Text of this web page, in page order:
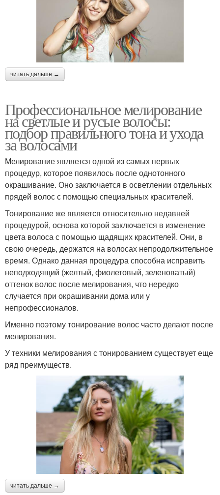
читать дальше →
Профессиональное мелирование
на светлые и русые волосы:
подбор правильного тона и ухода
за волосами
Мелирование является одной из самых первых
процедур, которое появилось после однотонного
окрашивание. Оно заключается в осветлении отдельных
прядей волос с помощью специальных красителей.
Тонирование же является относительно недавней
процедурой, основа которой заключается в изменение
цвета волоса с помощью щадящих красителей. Они, в
свою очередь, держатся на волосах непродолжительное
время. Однако данная процедура способна исправить
неподходящий (желтый, фиолетовый, зеленоватый)
оттенок волос после мелирования, что нередко
случается при окрашивании дома или у
непрофессионалов.
Именно поэтому тонирование волос часто делают после
мелирования.
У техники мелирования с тонированием существует еще
ряд преимуществ.
читать дальше →